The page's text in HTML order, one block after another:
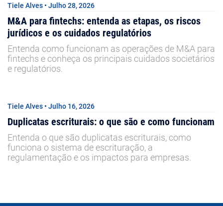
Tiele Alves • Julho 28, 2026
M&A para fintechs: entenda as etapas, os riscos
jurídicos e os cuidados regulatórios
Entenda como funcionam as operações de M&A para
fintechs e conheça os principais cuidados societários
e regulatórios.
Tiele Alves • Julho 16, 2026
Duplicatas escriturais: o que são e como funcionam
Entenda o que são duplicatas escriturais, como
funciona o sistema de escrituração, a
regulamentação e os impactos para empresas.